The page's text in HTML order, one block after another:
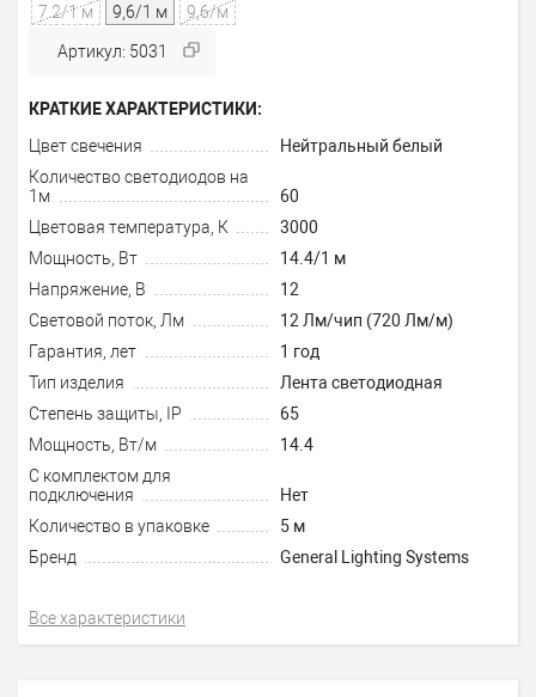
7.2/1 м
9,6/1 м 9,6/м
Артикул: 5031
КРАТКИЕ ХАРАКТЕРИСТИКИ:
Цвет свечения
Нейтральный белый
Количество светодиодов на
1м
60
Цветовая температура, К
3000
Мощность, Вт
14.4/1 м
Напряжение, В
12
Световой поток, Лм
12 Лм/чип (720 Лм/м)
Гарантия, лет
1 год
Тип изделия
Лента светодиодная
Степень защиты, IP
65
Мощность, Вт/м
14.4
С комплектом для
подключения
Нет
Количество в упаковке
5 м
Бренд
General Lighting Systems
Все характеристики